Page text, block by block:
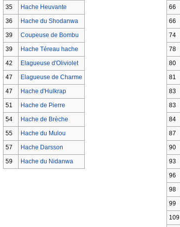
35
Hache Heuvante
36
Hache du Shodanwa
39
Coupeuse de Bombu
39
Hache Téreau hache
42
Elagueuse d'Oliviolet
47
Elagueuse de Charme
47
Hache d'Hulkrap
51
Hache de Pierre
54
Hache de Brèche
55
Hache du Mulou
57
Hache Darsson
59
Hache du Nidanwa
66
66
74
78
80
81
83
83
84
87
90
93
96
98
99
109